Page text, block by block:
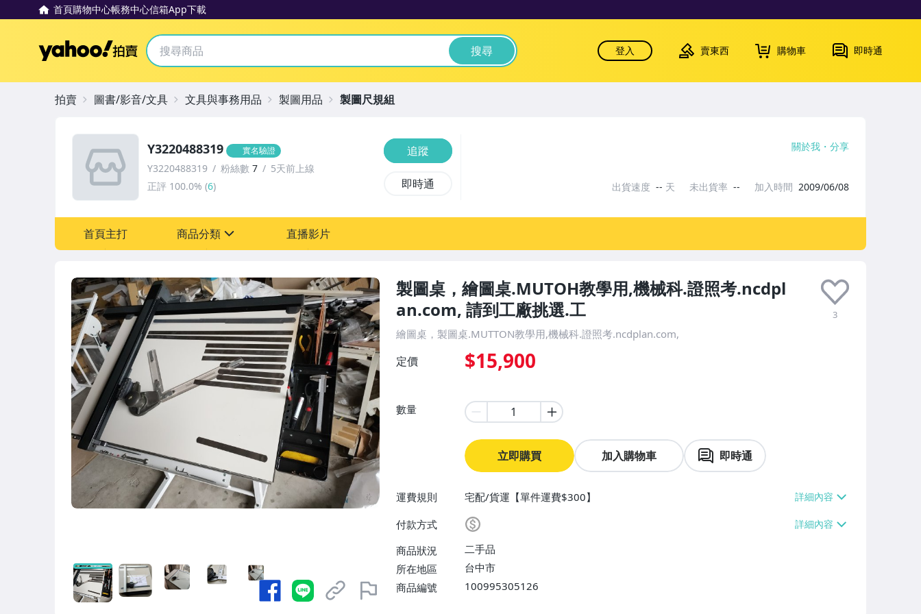
首頁購物中心帳務中心信箱App下載
Yahoo拍賣 搜尋 登入 賣東西 購物車 即時通
製圖桌，繪圖桌.MUTOH教學用,機械科.證照考.ncdpl
an.com, 請到工廠挑選.工
3
繪圖桌，製圖桌.MUTTON教學用,機械科.證照考.ncdplan.com,
定價 $15,900
數量
立即購買 加入購物車 即時通
運費規則
宅配/貨運【單件運費$300】
付款方式
商品狀況
二手品
所在地區
台中市
商品編號
100995305126
Y3220488319 實名驗證
Y3220488319 粉絲數 7
5天前上線
正評 100.0% (6)
追蹤
即時通
關於我 分享
出貨速度 -- 天 未出貨率 -- 加入時間 2009/06/08
首頁主打 商品分類
電腦、平板與周邊
直播影片
拍賣 圖書/影音/文具 文具與事務用品 製圖用品 製圖尺規組